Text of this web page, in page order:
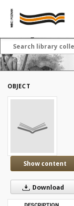
OBJECT
Show content
Download